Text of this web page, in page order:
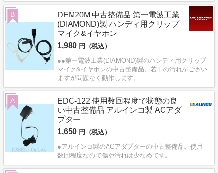
DEM20M 中古整備品 第一電波工業
(DIAMOND)製 ハンディ用クリップ
マイク&イヤホン
1,980 円（税込）
●●第一電波工業(DIAMOND)製のハンディ用クリップ
マイク&イヤホンの中古整備品。若干の汚れがござい
ますが問題なく動作します。
B
EDC-122 使用数回程度で状態の良
い中古整備品 アルインコ製 ACアダ
プター
1,650 円（税込）
●アルインコ製のACアダプターの中古整備品。使用
数回程度なので傷や汚れは少なめです。
A